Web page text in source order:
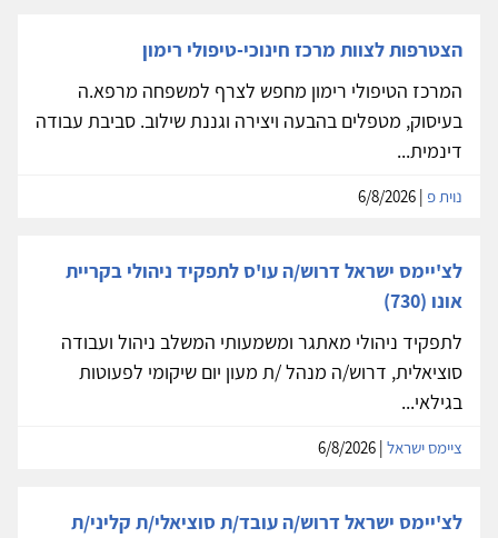
הצטרפות לצוות מרכז חינוכי-טיפולי רימון
המרכז הטיפולי רימון מחפש לצרף למשפחה מרפא.ה
בעיסוק, מטפלים בהבעה ויצירה וגננת שילוב. סביבת עבודה
דינמית...
נוית פ
לצ'יימס ישראל דרוש/ה עו'ס לתפקיד ניהולי בקריית
אונו (730)
לתפקיד ניהולי מאתגר ומשמעותי המשלב ניהול ועבודה
סוציאלית, דרוש/ה מנהל /ת מעון יום שיקומי לפעוטות
בגילאי...
ציימס ישראל
לצ'יימס ישראל דרוש/ה עובד/ת סוציאלי/ת קליני/ת